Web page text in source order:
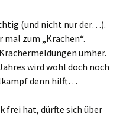
(und nicht nur der…).
mal zum „Krachen“.
umher.
wird wohl doch noch
denn hilft…
frei hat, dürfte sich über